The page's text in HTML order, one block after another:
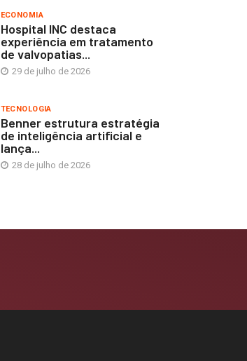
ECONOMIA
Hospital INC destaca
experiência em tratamento
de valvopatias...
29 de julho de 2026
TECNOLOGIA
Benner estrutura estratégia
de inteligência artificial e
lança...
28 de julho de 2026